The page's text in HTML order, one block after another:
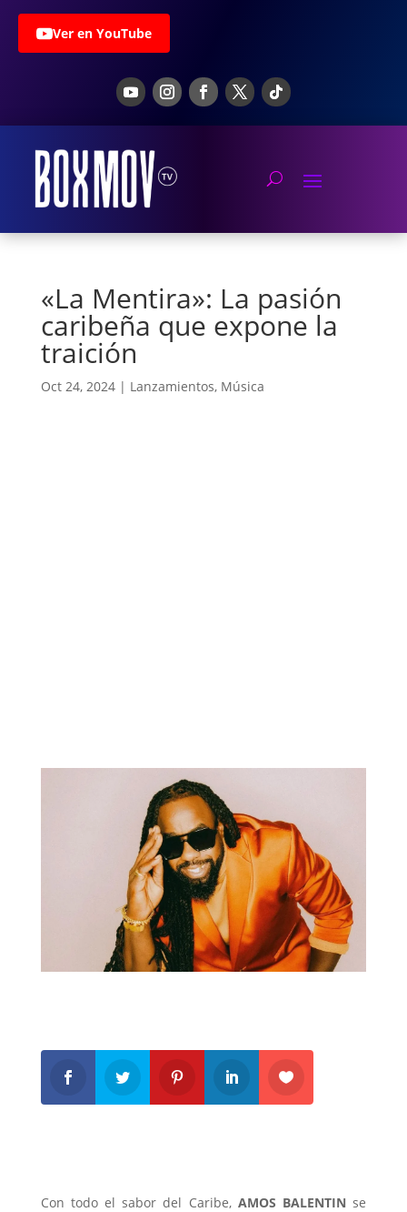
Ver en YouTube
«La Mentira»: La pasión
caribeña que expone la
traición
Oct 24, 2024| Lanzamientos, Música
Con todo el sabor del Caribe,AMOS BALENTIN se